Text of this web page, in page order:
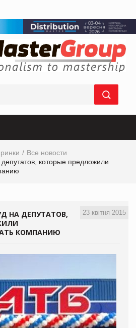
Все новости
которые предложили
23 квітня 2015
НА ДЕПУТАТОВ,
КОМПАНИЮ